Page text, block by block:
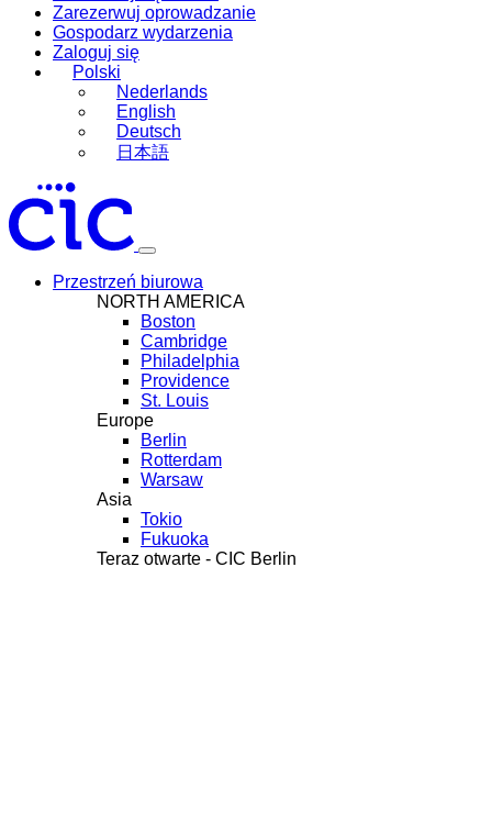
Zarezerwuj oprowadzanie
Gospodarz wydarzenia
Zaloguj się
Polski
Nederlands
English
Deutsch
日本語
Przestrzeń biurowa
NORTH AMERICA
Boston
Cambridge
Philadelphia
Providence
St. Louis
Europe
Berlin
Rotterdam
Warsaw
Asia
Tokio
Fukuoka
Teraz otwarte - CIC Berlin